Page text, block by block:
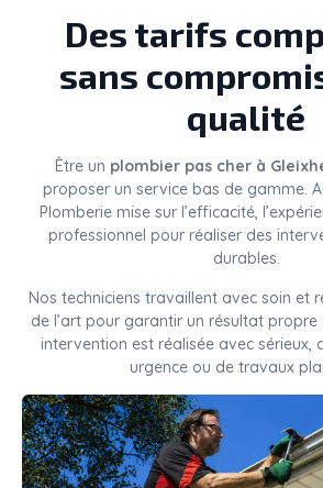
Des tarifs
sans
qualité
Être un plombier pas cher à
proposer un service bas de gamme.
Plomberie mise sur l’efficacité,
professionnel pour réaliser des
durables.
Nos techniciens travaillent avec soin et
de l’art pour garantir un résultat propre
intervention est réalisée avec sérieux,
urgence ou de travaux